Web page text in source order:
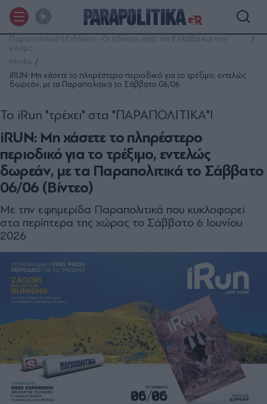
Παραπολιτικά | Ειδήσεις - Οι ειδήσεις από την Ελλάδα και τον
κόσμο
Media
iRUN: Μη χάσετε το πληρέστερο περιοδικό για το τρέξιμο, εντελώς
δωρεάν, με τα Παραπολιτικά το Σάββατο 06/06
iRUN: Μη χάσετε το πληρέστερο
περιοδικό για το τρέξιμο, εντελώς
δωρεάν, με τα Παραπολιτικά το Σάββατο
06/06 (Βίντεο)
Το iRun "τρέχει" στα "ΠΑΡΑΠΟΛΙΤΙΚΑ"!
Με την εφημερίδα Παραπολιτικά που κυκλοφορεί
στα περίπτερα της χώρας το Σάββατο 6 Ιουνίου
2026